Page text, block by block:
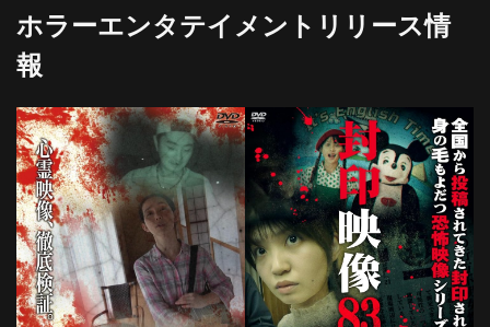
ホラーエンタテイメントリリース情
報